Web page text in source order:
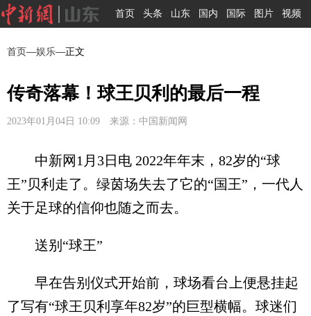
首页 头条 山东 国内 国际 图片 视频
首页—娱乐—正文
传奇落幕！球王贝利的最后一程
2023年01月04日 10:09 来源：中国新闻网
中新网1月3日电 2022年年末，82岁的“球
王”贝利走了。绿茵场失去了它的“国王”，一代人
关于足球的信仰也随之而去。
送别“球王”
早在告别仪式开始前，球场看台上便悬挂起
了写有“球王贝利享年82岁”的巨型横幅。球迷们